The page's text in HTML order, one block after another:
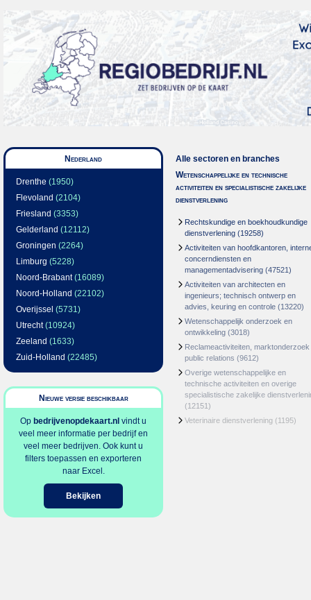
Nederland
Drenthe (1950)
Flevoland (2104)
Friesland (3353)
Gelderland (12112)
Groningen (2264)
Limburg (5228)
Noord-Brabant(16089)
Noord-Holland (22102)
Overijssel (5731)
Utrecht(10924)
Zeeland (1633)
Zuid-Holland (22485)
Nieuwe versie beschikbaar
Op bedrijvenopdekaart.nl vindt u
veel meer informatie per bedrijf en
veel meer bedrijven. Ook kunt u
filters toepassen en exporteren
naar Excel.
Bekijken
Alle sectoren en branches
Wetenschappelijke en technische
activiteiten en specialistische zakelijke
dienstverlening
Rechtskundige en boekhoudkundige
dienstverlening (19258)
Activiteiten van hoofdkantoren,
concerndiensten en
managementadvisering (47521)
Activiteiten van architecten en
ingenieurs; technisch ontwerp en
advies, keuring en controle (13220)
Wetenschappelijk onderzoek en
ontwikkeling (3018)
Reclameactiviteiten, marktonderzoek
public relations (9612)
Overige wetenschappelijke en
technische activiteiten en overige
specialistische zakelijke
(12151)
Veterinaire dienstverlening (1195)